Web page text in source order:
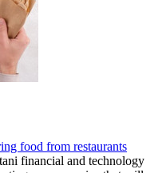
food from restaurants
financial and technology